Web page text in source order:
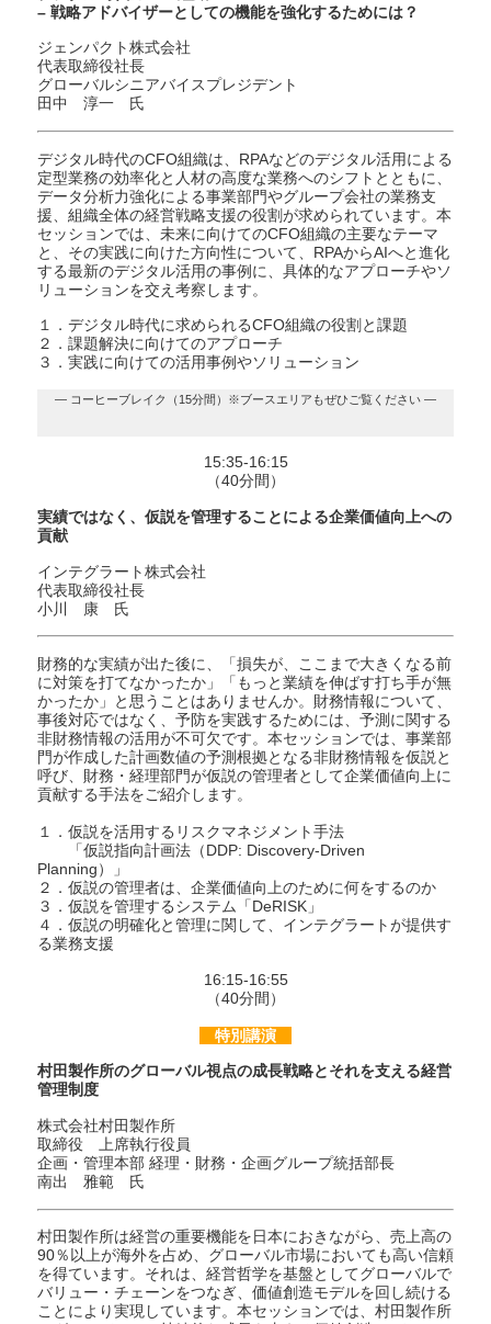
– 戦略アドバイザーとしての機能を強化するためには？
ジェンパクト株式会社
代表取締役社長
グローバルシニアバイスプレジデント
田中 淳一 氏
デジタル時代のCFO組織は、RPAなどのデジタル活用による
定型業務の効率化と人材の高度な業務へのシフトとともに、
データ分析力強化による事業部門やグループ会社の業務支
援、組織全体の経営戦略支援の役割が求められています。本
セッションでは、未来に向けてのCFO組織の主要なテーマ
と、その実践に向けた方向性について、RPAからAIへと進化
する最新のデジタル活用の事例に、具体的なアプローチやソ
リューションを交え考察します。
１．デジタル時代に求められるCFO組織の役割と課題
２．課題解決に向けてのアプローチ
３．実践に向けての活用事例やソリューション
― コーヒーブレイク（15分間）※ブースエリアもぜひご覧ください ―
15:35-16:15
（40分間）
実績ではなく、仮説を管理することによる企業価値向上への
貢献
インテグラート株式会社
代表取締役社長
小川 康 氏
財務的な実績が出た後に、「損失が、ここまで大きくなる前
に対策を打てなかったか」「もっと業績を伸ばす打ち手が無
かったか」と思うことはありませんか。財務情報について、
事後対応ではなく、予防を実践するためには、予測に関する
非財務情報の活用が不可欠です。本セッションでは、事業部
門が作成した計画数値の予測根拠となる非財務情報を仮説と
呼び、財務・経理部門が仮説の管理者として企業価値向上に
貢献する手法をご紹介します。
１．仮説を活用するリスクマネジメント手法
「仮説指向計画法（DDP: Discovery-Driven
Planning）」
２．仮説の管理者は、企業価値向上のために何をするのか
３．仮説を管理するシステム「DeRISK」
４．仮説の明確化と管理に関して、インテグラートが提供す
る業務支援
16:15-16:55
（40分間）
特別講演
村田製作所のグローバル視点の成長戦略とそれを支える経営
管理制度
株式会社村田製作所
取締役 上席執行役員
企画・管理本部 経理・財務・企画グループ統括部長
南出 雅範 氏
村田製作所は経営の重要機能を日本におきながら、売上高の
90％以上が海外を占め、グローバル市場においても高い信頼
を得ています。それは、経営哲学を基盤としてグローバルで
バリュー・チェーンをつなぎ、価値創造モデルを回し続ける
ことにより実現しています。本セッションでは、村田製作所